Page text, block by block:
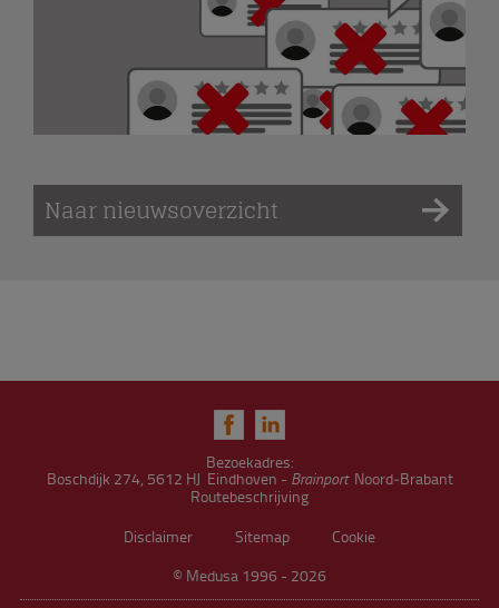
Naar nieuwsoverzicht
Bezoekadres:
Boschdijk 274, 5612 HJ Eindhoven - BrainportNoord‑Brabant
Routebeschrijving
Disclaimer
Sitemap
Cookie
© Medusa 1996 - 2026